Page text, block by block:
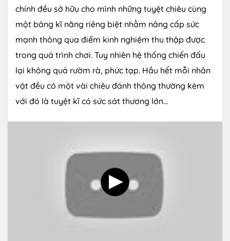
chính đều sở hữu cho mình những tuyệt chiêu cùng
một bảng kĩ năng riêng biệt nhằm nâng cấp sức
mạnh thông qua điểm kinh nghiệm thu thập được
trong quá trình chơi. Tuy nhiên hệ thống chiến đấu
lại không quá rườm rà, phức tạp. Hầu hết mỗi nhân
vật đều có một vài chiêu đánh thông thường kèm
với đó là tuyệt kĩ có sức sát thương lớn...